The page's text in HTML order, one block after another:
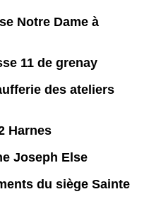
Notre Dame à
11 de grenay
des ateliers
Harnes
Joseph Else
du siège Sainte